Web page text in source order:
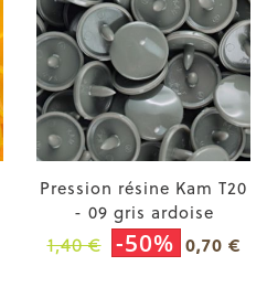
Pression résine Kam T20
- 09 gris ardoise
1,40 € -50% 0,70 €